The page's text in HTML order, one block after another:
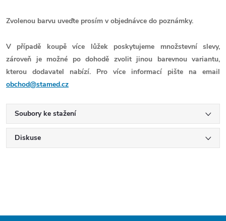
Zvolenou barvu uveďte prosím v objednávce do poznámky.
V případě koupě více lůžek poskytujeme množstevní slevy,
zároveň je možné po dohodě zvolit jinou barevnou variantu,
kterou dodavatel nabízí. Pro více informací pište na email
obchod@stamed.cz
Soubory ke stažení
Diskuse